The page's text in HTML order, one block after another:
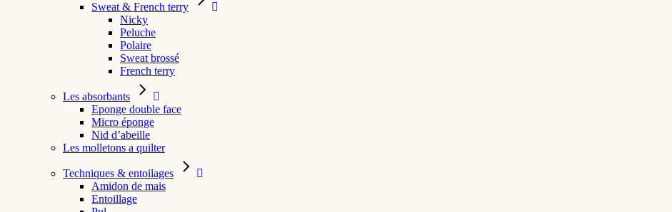
Sweat & French terry
Nicky
Peluche
Polaire
Sweat brossé
French terry
Les absorbants
Eponge double face
Micro éponge
Nid d’abeille
Les molletons a quilter
Techniques & entoilages
Amidon de mais
Entoillage